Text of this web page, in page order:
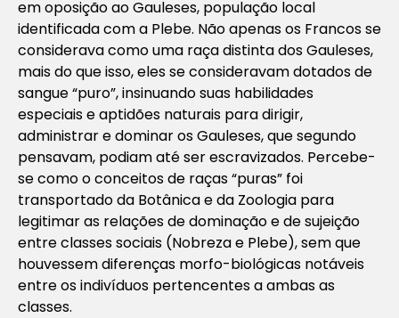
em oposição ao Gauleses, população local
identificada com a Plebe. Não apenas os Francos se
considerava como uma raça distinta dos Gauleses,
mais do que isso, eles se consideravam dotados de
sangue “puro”, insinuando suas habilidades
especiais e aptidões naturais para dirigir,
administrar e dominar os Gauleses, que segundo
pensavam, podiam até ser escravizados. Percebe-
se como o conceitos de raças “puras” foi
transportado da Botânica e da Zoologia para
legitimar as relações de dominação e de sujeição
entre classes sociais (Nobreza e Plebe), sem que
houvessem diferenças morfo-biológicas notáveis
entre os indivíduos pertencentes a ambas as
classes.